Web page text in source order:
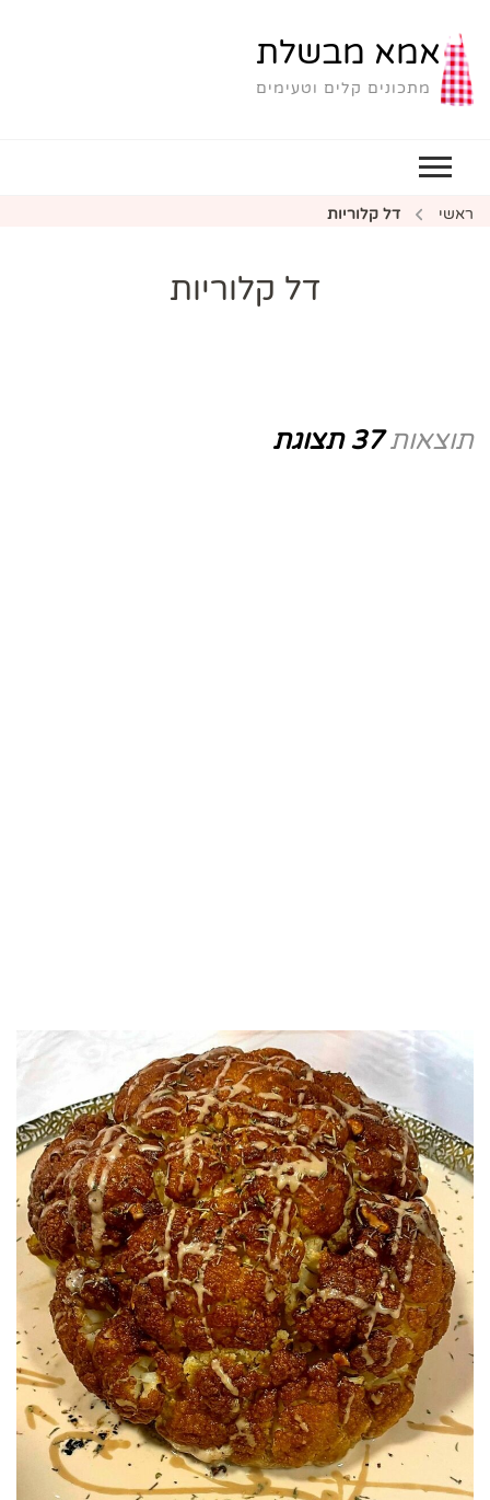
אמא מבשלת
מתכונים קלים וטעימים
ראשי דל קלוריות
דל קלוריות
תוצאות37 תצוגת